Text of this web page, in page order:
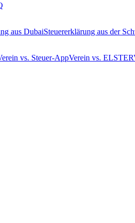
aus DubaiSteuererklärung aus der
vs. Steuer-AppVerein vs. ELSTER